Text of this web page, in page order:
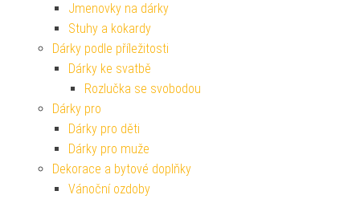
Jmenovky na dárky
Stuhy a kokardy
Dárky podle příležitosti
Dárky ke svatbě
Rozlučka se svobodou
Dárky pro
Dárky pro děti
Dárky pro muže
Dekorace a bytové doplňky
Vánoční ozdoby